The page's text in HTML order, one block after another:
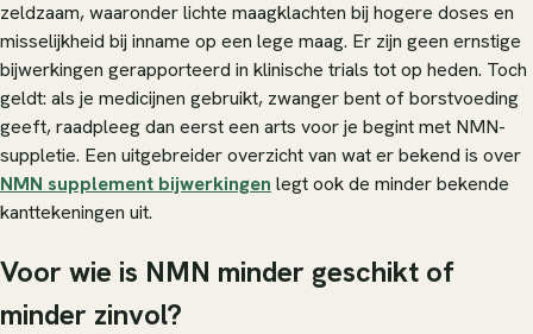
zeldzaam, waaronder lichte maagklachten bij hogere doses en
misselijkheid bij inname op een lege maag. Er zijn geen ernstige
bijwerkingen gerapporteerd in klinische trials tot op heden. Toch
geldt: als je medicijnen gebruikt, zwanger bent of borstvoeding
geeft, raadpleeg dan eerst een arts voor je begint met NMN-
suppletie. Een uitgebreider overzicht van wat er bekend is over
NMN supplement bijwerkingen legt ook de minder bekende
kanttekeningen uit.
Voor wie is NMN minder geschikt of
minder zinvol?